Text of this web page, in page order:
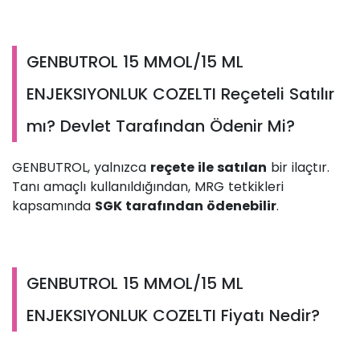
GENBUTROL 15 MMOL/15 ML
ENJEKSIYONLUK COZELTI Reçeteli Satılır
mı? Devlet Tarafından Ödenir Mi?
GENBUTROL, yalnızca reçete ile satılan bir ilaçtır.
Tanı amaçlı kullanıldığından, MRG tetkikleri
kapsamında SGK tarafından ödenebilir.
GENBUTROL 15 MMOL/15 ML
ENJEKSIYONLUK COZELTI Fiyatı Nedir?